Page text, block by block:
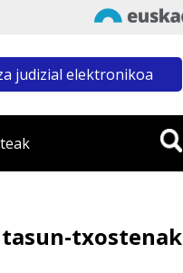
judizial elektronikoa
txostenak